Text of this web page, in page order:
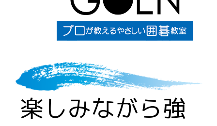
楽しみながら強